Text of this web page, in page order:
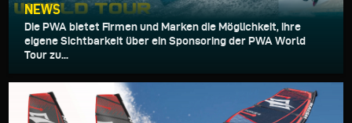
NEWS
Die PWA bietet Firmen und Marken die Möglichkeit, ihre
eigene Sichtbarkeit über ein Sponsoring der PWA World
Tour zu...